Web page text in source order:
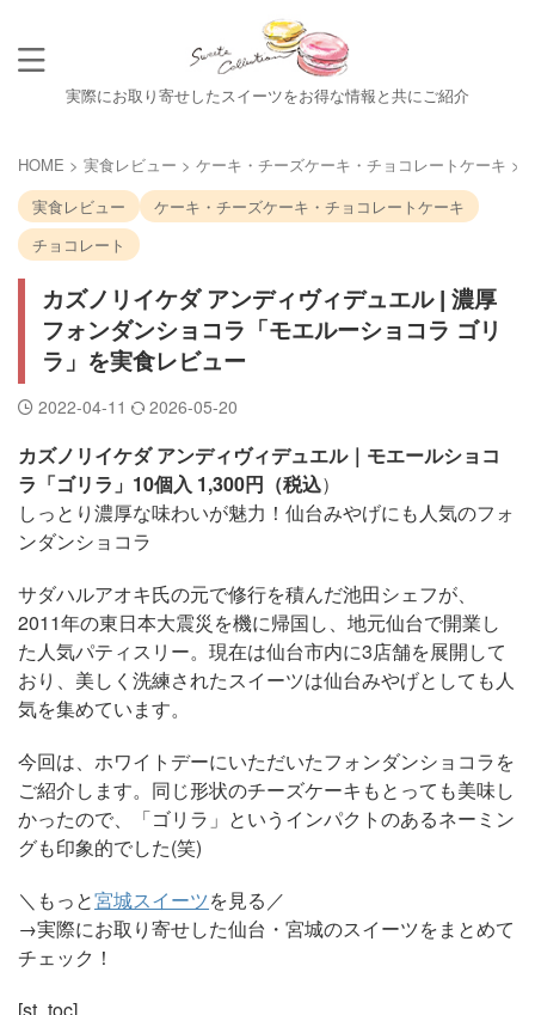
実際にお取り寄せしたスイーツをお得な情報と共にご紹介
HOME > 実食レビュー > ケーキ・チーズケーキ・チョコレートケーキ >
実食レビュー
ケーキ・チーズケーキ・チョコレートケーキ
チョコレート
カズノリイケダ アンディヴィデュエル | 濃厚
フォンダンショコラ「モエルーショコラ ゴリ
ラ」を実食レビュー
2022-04-11 2026-05-20
カズノリイケダ アンディヴィデュエル｜モエールショコ
ラ「ゴリラ」10個入 1,300円（税込）
しっとり濃厚な味わいが魅力！仙台みやげにも人気のフォ
ンダンショコラ
サダハルアオキ氏の元で修行を積んだ池田シェフが、
2011年の東日本大震災を機に帰国し、地元仙台で開業し
た人気パティスリー。現在は仙台市内に3店舗を展開して
おり、美しく洗練されたスイーツは仙台みやげとしても人
気を集めています。
今回は、ホワイトデーにいただいたフォンダンショコラを
ご紹介します。同じ形状のチーズケーキもとっても美味し
かったので、「ゴリラ」というインパクトのあるネーミン
グも印象的でした(笑)
＼もっと宮城スイーツを見る／
→実際にお取り寄せした仙台・宮城のスイーツをまとめて
チェック！